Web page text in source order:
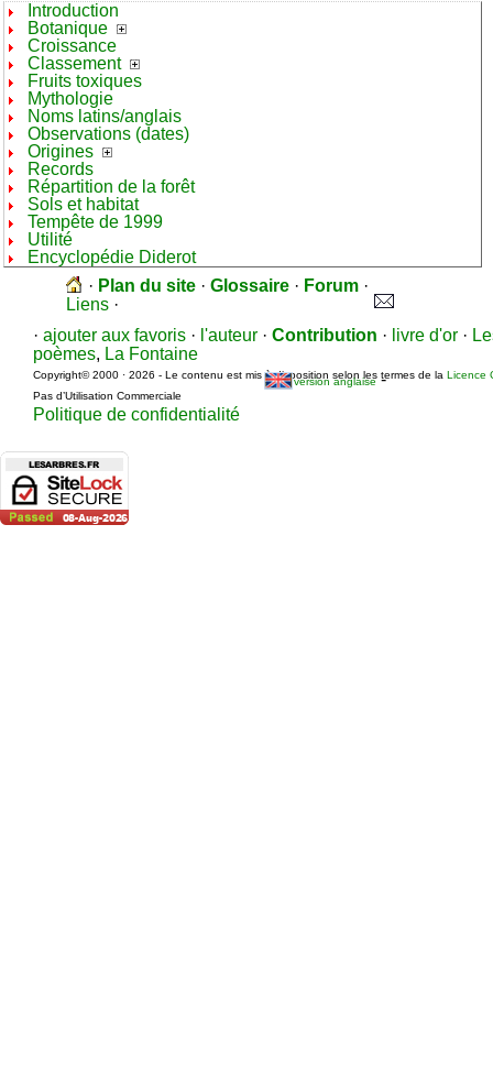
Introduction
Botanique
Croissance
Classement
Fruits toxiques
Mythologie
Noms latins/anglais
Observations (dates)
Origines
Records
Répartition de la forêt
Sols et habitat
Tempête de 1999
Utilité
Encyclopédie Diderot
· Plan du site · Glossaire · Forum ·
Liens ·
· ajouter aux favoris · l'auteur · Contribution · livre d'or ·
poèmes, La Fontaine
Copyright© 2000 · 2026 - Le contenu est mis à disposition selon les termes de la Licence
Pas d’Utilisation Commerciale
Politique de confidentialité
version anglaise-